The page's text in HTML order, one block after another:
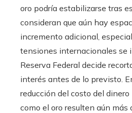
oro podría estabilizarse tras
consideran que aún hay
incremento adicional,
tensiones internacionales se
Reserva Federal decide
interés antes de lo previsto.
reducción del costo del
como el oro resulten aún más